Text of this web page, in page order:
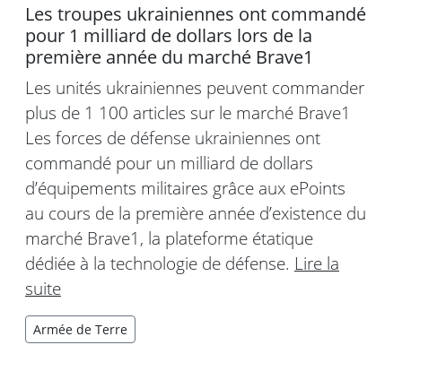
Les troupes ukrainiennes ont commandé
pour 1 milliard de dollars lors de la
première année du marché Brave1
Les unités ukrainiennes peuvent commander
plus de 1 100 articles sur le marché Brave1
Les forces de défense ukrainiennes ont
commandé pour un milliard de dollars
d’équipements militaires grâce aux ePoints
au cours de la première année d’existence du
marché Brave1, la plateforme étatique
dédiée à la technologie de défense. Lire la
suite
Armée de Terre